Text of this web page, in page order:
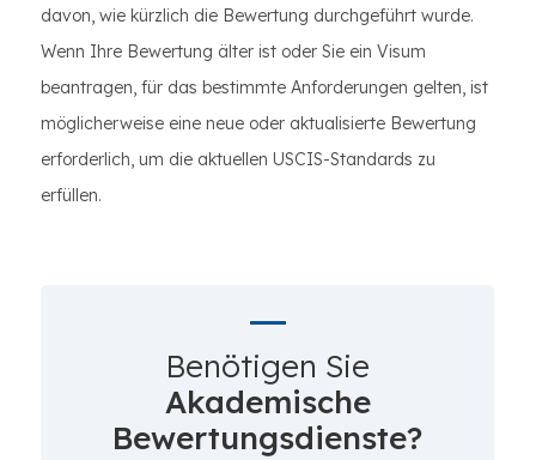
davon, wie kürzlich die Bewertung durchgeführt wurde.
Wenn Ihre Bewertung älter ist oder Sie ein Visum
beantragen, für das bestimmte Anforderungen gelten, ist
möglicherweise eine neue oder aktualisierte Bewertung
erforderlich, um die aktuellen USCIS-Standards zu
erfüllen.
Benötigen Sie
Akademische
Bewertungsdienste?